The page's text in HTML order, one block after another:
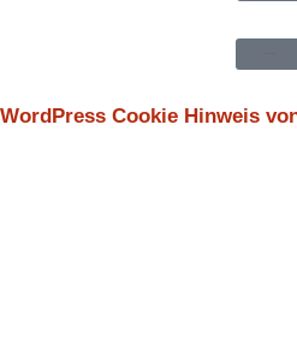
WordPress Cookie Hinweis